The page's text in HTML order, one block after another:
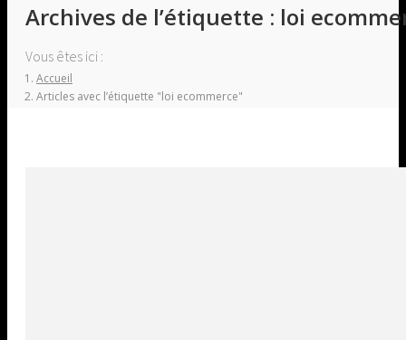
Archives de l’étiquette : loi
Vous êtes ici :
Accueil
Articles avec l’étiquette "loi ecommerce"